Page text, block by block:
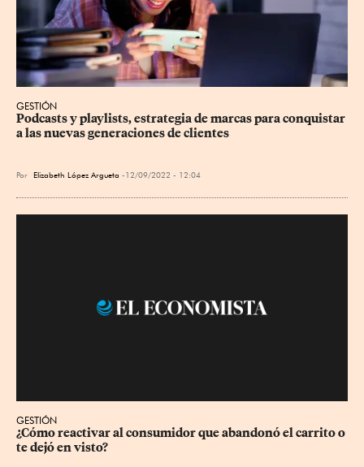
GESTIÓN
Podcasts y playlists, estrategia de marcas para conquistar
a las nuevas generaciones de clientes
Por Elizabeth López Argueta 12/09/2022 - 12:04
GESTIÓN
¿Cómo reactivar al consumidor que abandonó el carrito o
te dejó en visto?